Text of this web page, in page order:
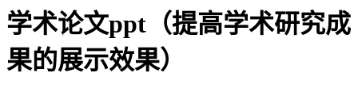
学术论文ppt（提高学术研究成
果的展示效果）